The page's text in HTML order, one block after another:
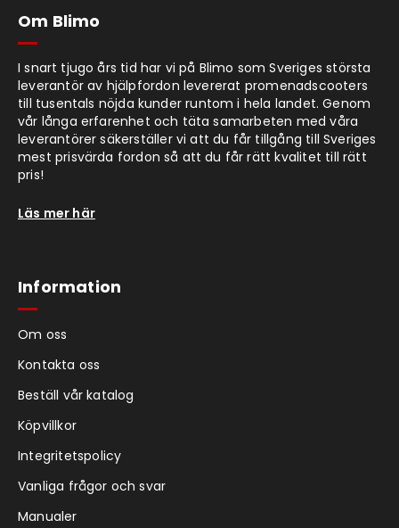
Om Blimo
I snart tjugo års tid har vi på Blimo som Sveriges största
leverantör av hjälpfordon levererat promenadscooters
till tusentals nöjda kunder runtom i hela landet. Genom
vår långa erfarenhet och täta samarbeten med våra
leverantörer säkerställer vi att du får tillgång till Sveriges
mest prisvärda fordon så att du får rätt kvalitet till rätt
pris!
Läs mer här
Information
Om oss
Kontakta oss
Beställ vår katalog
Köpvillkor
Integritetspolicy
Vanliga frågor och svar
Manualer